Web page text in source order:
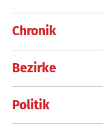
Chronik
Bezirke
Politik